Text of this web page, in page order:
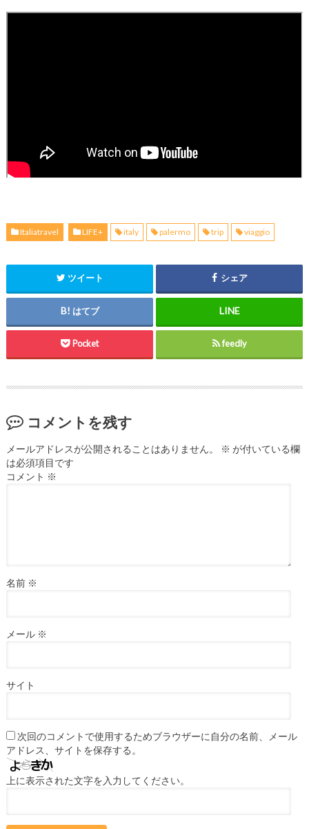
Italiatravel LIFE+ italy palermo trip viaggio
ツイート シェア
はてブ
Pocket feedly
コメントを残す
メールアドレスが公開されることはありません。 ※ が付いている欄
は必須項目です
コメント ※
名前 ※
メール ※
サイト
次回のコメントで使用するためブラウザーに自分の名前、メール
アドレス、サイトを保存する。
上に表示された文字を入力してください。